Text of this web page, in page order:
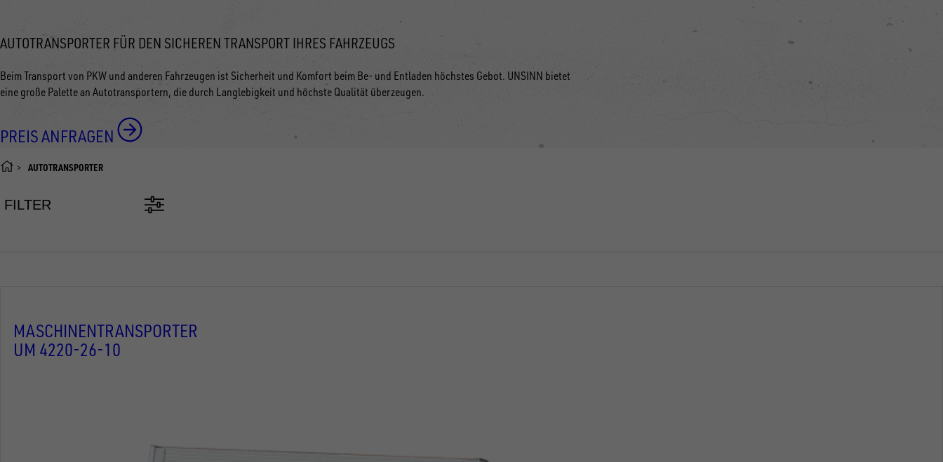
AUTOTRANSPORTER FÜR DEN SICHEREN TRANSPORT IHRES FAHRZEUGS
Beim Transport von PKW und anderen Fahrzeugen ist Sicherheit und Komfort beim Be- und Entladen höchstes Gebot. UNSINN bietet
eine große Palette an Autotransportern, die durch Langlebigkeit und höchste Qualität überzeugen.
PREIS ANFRAGEN
AUTOTRANSPORTER
FILTER
MASCHINENTRANSPORTER
UM 4220-26-10